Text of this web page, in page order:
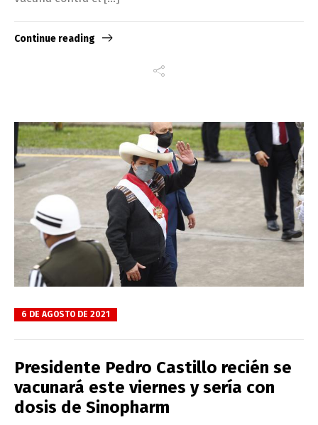
Continue reading
6 DE AGOSTO DE 2021
Presidente Pedro Castillo recién se
vacunará este viernes y sería con
dosis de Sinopharm